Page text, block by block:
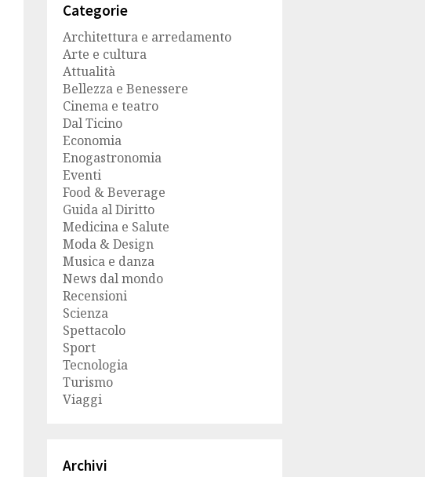
Categorie
Architettura e arredamento
Arte e cultura
Attualità
Bellezza e Benessere
Cinema e teatro
Dal Ticino
Economia
Enogastronomia
Eventi
Food & Beverage
Guida al Diritto
Medicina e Salute
Moda & Design
Musica e danza
News dal mondo
Recensioni
Scienza
Spettacolo
Sport
Tecnologia
Turismo
Viaggi
Archivi